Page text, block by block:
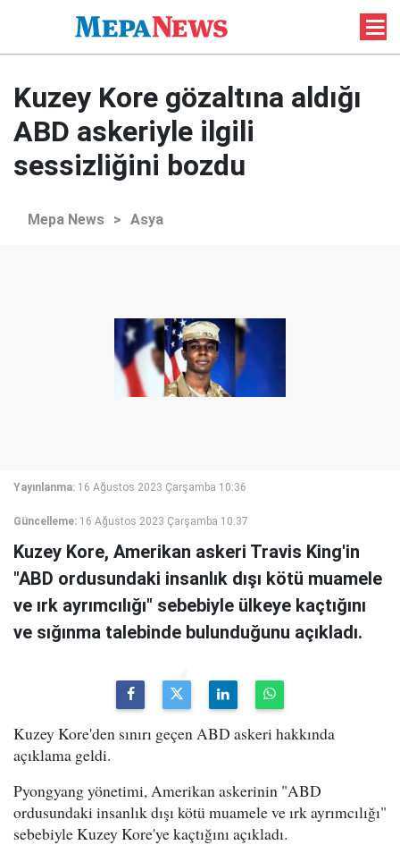
Kuzey Kore gözaltına aldığı
ABD askeriyle ilgili
sessizliğini bozdu
Mepa News > Asya
Yayınlanma: 16 Ağustos 2023 Çarşamba 10:36
Güncelleme: 16 Ağustos 2023 Çarşamba 10:37
Kuzey Kore, Amerikan askeri Travis King'in
"ABD ordusundaki insanlık dışı kötü muamele
ve ırk ayrımcılığı" sebebiyle ülkeye kaçtığını
ve sığınma talebinde bulunduğunu açıkladı.
Kuzey Kore'den sınırı geçen ABD askeri hakkında
açıklama geldi.
Pyongyang yönetimi, Amerikan askerinin "ABD
ordusundaki insanlık dışı kötü muamele ve ırk ayrımcılığı"
sebebiyle Kuzey Kore'ye kaçtığını açıkladı.